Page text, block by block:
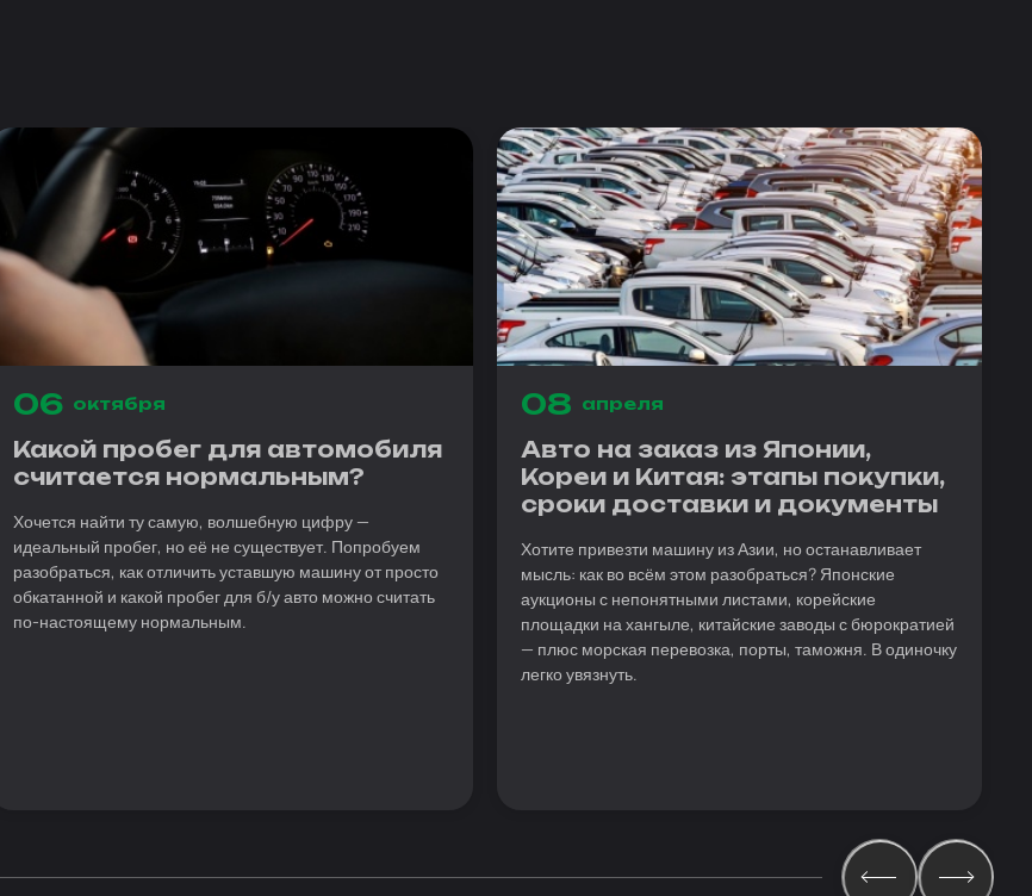
06 октября
Какой пробег для автомобиля
считается нормальным?
Хочется найти ту самую, волшебную цифру —
идеальный пробег, но её не существует. Попробуем
разобраться, как отличить уставшую машину от просто
обкатанной и какой пробег для б/у авто можно считать
по-настоящему нормальным.
08 апреля
Авто на заказ из Японии,
Кореи и Китая: этапы покупки,
сроки доставки и документы
Хотите привезти машину из Азии, но останавливает
мысль: как во всём этом разобраться? Японские
аукционы с непонятными листами, корейские
площадки на хангыле, китайские заводы с бюрократией
— плюс морская перевозка, порты, таможня. В одиночку
легко увязнуть.